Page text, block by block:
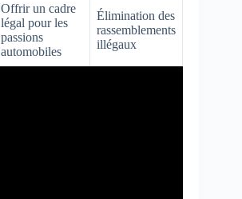
Offrir un cadre
légal pour les
passions
automobiles
Élimination des
rassemblements
illégaux